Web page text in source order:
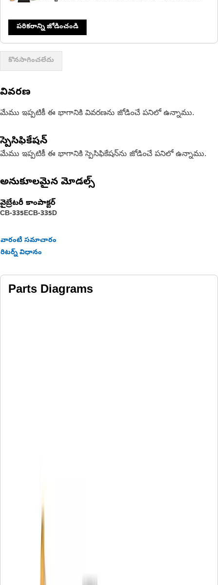
పరికరాన్ని జోడించండి
కొనసాగించలేదు
వివరణ
మేము ఇప్పటికీ ఈ భాగానికి వివరణను జోడించే పనిలో ఉన్నాము.
స్పెసిఫికేషన్
మేము ఇప్పటికీ ఈ భాగానికి స్పెసిఫికేషన్‌ను జోడించే పనిలో ఉన్నాము.
అనుకూలమైన మోడల్స్
వైబ్రేటరీ కాంపాక్టర్
CB-335ECB-335D
వారంటీ సమాచారం
రిటర్న్ విధానం
Parts Diagrams